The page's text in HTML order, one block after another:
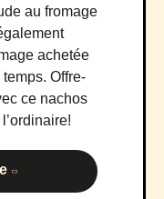
au fromage
achetée
Offre-
ce nachos